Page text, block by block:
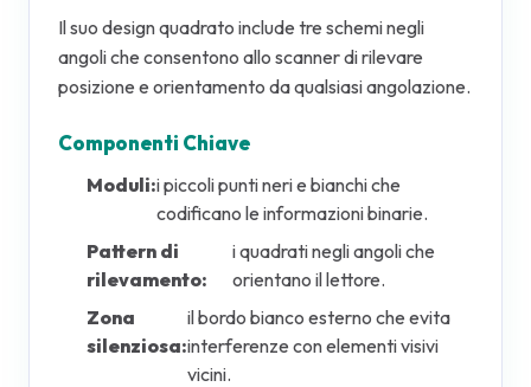
Il suo design quadrato include tre schemi negli
angoli che consentono allo scanner di rilevare
posizione e orientamento da qualsiasi angolazione.
Componenti Chiave
Moduli:i piccoli punti neri e bianchi che
codificano le informazioni binarie.
Pattern di
rilevamento:
i quadrati negli angoli che
orientano il lettore.
Zona
silenziosa:
il bordo bianco esterno che evita
interferenze con elementi visivi
vicini.